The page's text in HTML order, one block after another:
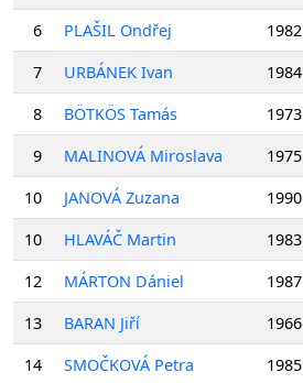
6
PLAŠIL Ondřej 1982
7
URBÁNEK Ivan 1984
8
BÖTKÖS Tamás 1973
9
MALINOVÁ Miroslava 1975
10
JANOVÁ Zuzana 1990
10
HLAVÁČ Martin 1983
12
MÁRTON Dániel 1987
13
BARAN Jiří 1966
14
SMOČKOVÁ Petra 1985